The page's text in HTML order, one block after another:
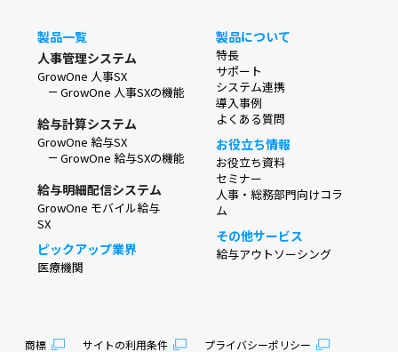
製品一覧
人事管理システム
GrowOne 人事SX
GrowOne 人事SXの機能
給与計算システム
GrowOne 給与SX
GrowOne 給与SXの機能
給与明細配信システム
GrowOne モバイル給与
SX
ピックアップ業界
医療機関
製品について
特長
サポート
システム連携
導入事例
よくある質問
お役立ち情報
お役立ち資料
セミナー
人事・総務部門向けコラ
ム
その他サービス
給与アウトソーシング
商標 サイトの利用条件 プライバシーポリシー